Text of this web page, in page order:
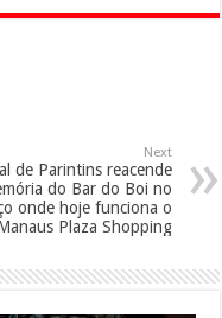
Next
de Parintins reacende
do Bar do Boi no
onde hoje funciona o
Plaza Shopping